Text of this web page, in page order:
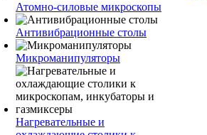
Атомно-силовые микроскопы
Антивибрационные столы
Микроманипуляторы
Нагревательные и